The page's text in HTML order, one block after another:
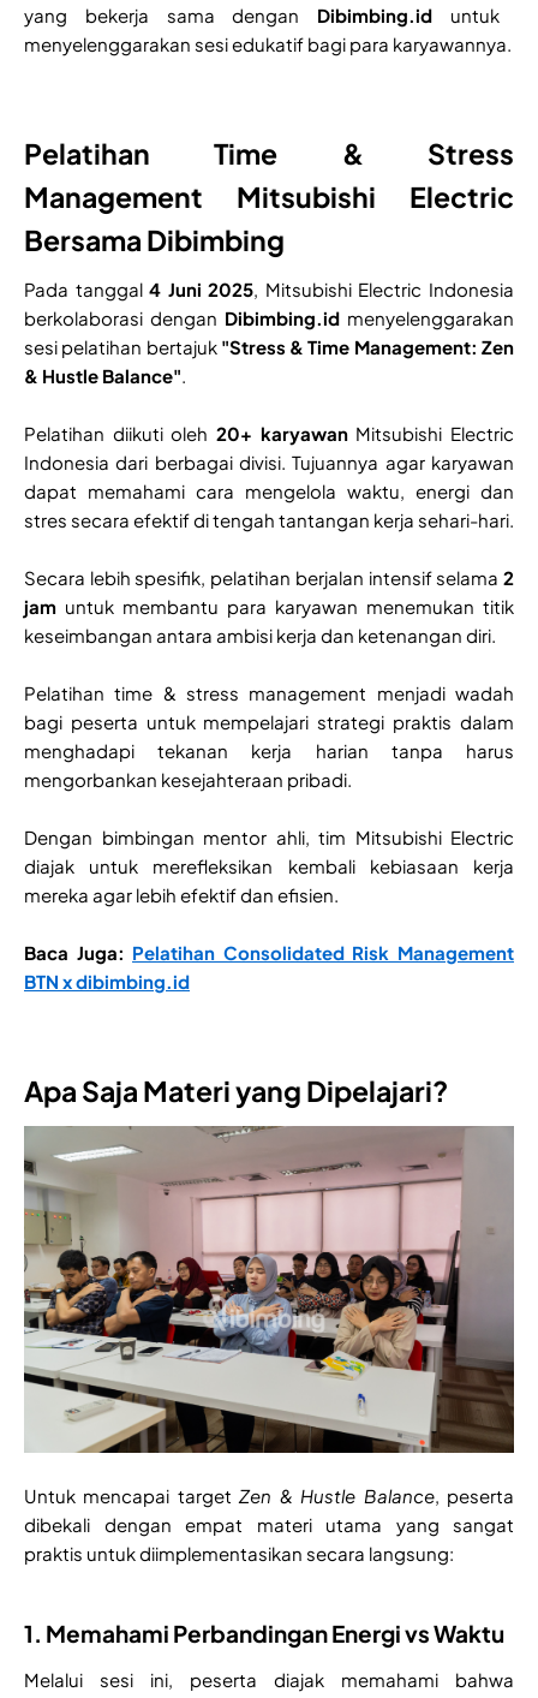
yang bekerja sama dengan Dibimbing.id untuk
menyelenggarakan sesi edukatif bagi para karyawannya.
Pelatihan Time & Stress
Management Mitsubishi Electric
Bersama Dibimbing
Pada tanggal4 Juni 2025, Mitsubishi Electric Indonesia
berkolaborasi dengan Dibimbing.id menyelenggarakan
sesi pelatihan bertajuk "Stress & Time Management: Zen
& Hustle Balance".
Pelatihan diikuti oleh 20+ karyawanMitsubishi Electric
Indonesia dari berbagai divisi. Tujuannya agar karyawan
dapat memahami cara mengelola waktu, energi dan
stres secara efektif di tengah tantangan kerja sehari-hari.
Secara lebih spesifik, pelatihan berjalan intensif selama 2
jam untuk membantu para karyawan menemukan titik
keseimbangan antara ambisi kerja dan ketenangan diri.
Pelatihan time & stress management menjadi wadah
bagi peserta untuk mempelajari strategi praktis dalam
menghadapi tekanan kerja harian tanpa harus
mengorbankan kesejahteraan pribadi.
Dengan bimbingan mentor ahli, tim Mitsubishi Electric
diajak untuk merefleksikan kembali kebiasaan kerja
mereka agar lebih efektif dan efisien.
Baca Juga: Pelatihan Consolidated Risk Management
BTN xdibimbing.id
Apa Saja Materi yang Dipelajari?
Untuk mencapai targetZen & Hustle Balance, peserta
dibekali dengan empat materi utama yang sangat
praktis untuk diimplementasikan secara langsung:
1. Memahami Perbandingan Energi vs Waktu
Melalui sesi ini, peserta diajak memahami bahwa